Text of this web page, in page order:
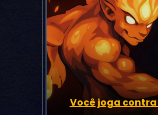
Você joga contra